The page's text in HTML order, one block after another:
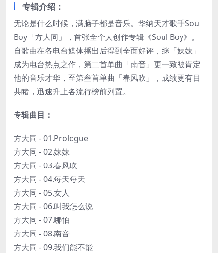
专辑介绍：
无论是什么时候，满脑子都是音乐。华纳天才歌手Soul
Boy「方大同」，首张全个人创作专辑《Soul Boy》。
自歌曲在各电台媒体播出后得到全面好评，继「妹妹」
成为电台热点之作，第二首单曲「南音」更一致被肯定
他的音乐才华，至第叁首单曲「春风吹」，成绩更有目
共睹，迅速升上各流行榜前列置。
专辑曲目：
方大同 - 01.Prologue
方大同 - 02.妹妹
方大同 - 03.春风吹
方大同 - 04.每天每天
方大同 - 05.女人
方大同 - 06.叫我怎么说
方大同 - 07.哪怕
方大同 - 08.南音
方大同 - 09.我们能不能